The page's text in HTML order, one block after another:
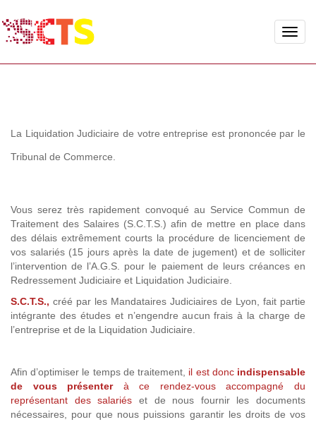
Toggle
La Liquidation Judiciaire de votre entreprise est prononcée par le
Tribunal de Commerce.
Vous serez très rapidement convoqué au Service Commun de
Traitement des Salaires (S.C.T.S.) afin de mettre en place dans
des délais extrêmement courts la procédure de licenciement de
vos salariés (15 jours après la date de jugement) et de solliciter
l’intervention de l’A.G.S. pour le paiement de leurs créances en
Redressement Judiciaire et Liquidation Judiciaire.
S.C.T.S., créé par les Mandataires Judiciaires de Lyon, fait partie
intégrante des études et n’engendre aucun frais à la charge de
l’entreprise et de la Liquidation Judiciaire.
Afin d’optimiser le temps de traitement, il est doncindispensable
de vous présenterà ce rendez-vous accompagné du
représentant des salariés et de nous fournir les documents
nécessaires, pour que nous puissions garantir les droits de vos